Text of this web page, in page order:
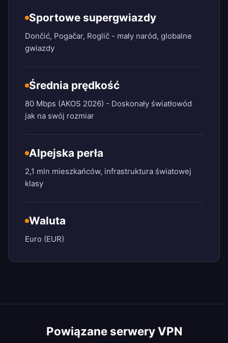
Sportowe supergwiazdy
Dončić, Pogačar, Roglič - mały naród, globalne
gwiazdy
Średnia prędkość
80 Mbps (AKOS 2026) - Doskonały światłowód
jak na swój rozmiar
Alpejska perła
2,1 mln mieszkańców, infrastruktura światowej
klasy
Waluta
Euro (EUR)
Powiązane serwery VPN